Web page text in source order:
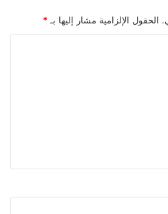
الحقول الإلزامية مشار إليها بـ *